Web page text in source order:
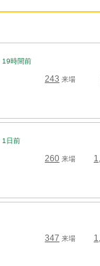
19時間前
243 来場
1 日前
260 来場
347 来場